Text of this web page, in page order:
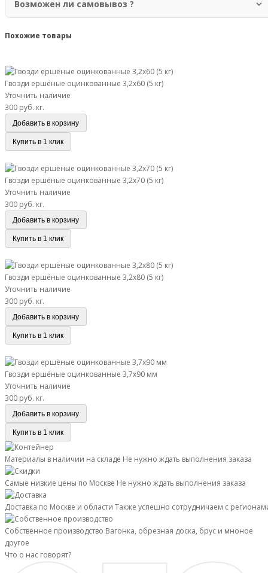
Изделия должны располагаться на ровной поверхности.
Возможен ли самовывоз ?
Новомосковский административный округ, район Коммунарка, улица
Похожие товары
Гвозди ершёные оцинкованные 3,2х60 (5 кг)
Уточнить наличие
300 руб. кг.
Добавить в корзину
Купить в 1 клик
Гвозди ершёные оцинкованные 3,2х70 (5 кг)
Уточнить наличие
300 руб. кг.
Добавить в корзину
Купить в 1 клик
Гвозди ершёные оцинкованные 3,2х80 (5 кг)
Уточнить наличие
300 руб. кг.
Добавить в корзину
Купить в 1 клик
Гвозди ершёные оцинкованные 3,7х90 мм
Уточнить наличие
300 руб. кг.
Добавить в корзину
Купить в 1 клик
Материалы в наличии на складе Не нужно ждать выполнения заказа
Самые низкие цены по Москве Не нужно ждать выполнения заказа
Доставка по Москве и области Также успешно сотрудничаем с
Собственное производство Вагонка, обрезная доска, брус и мноное
другое
Что о нас говорят?